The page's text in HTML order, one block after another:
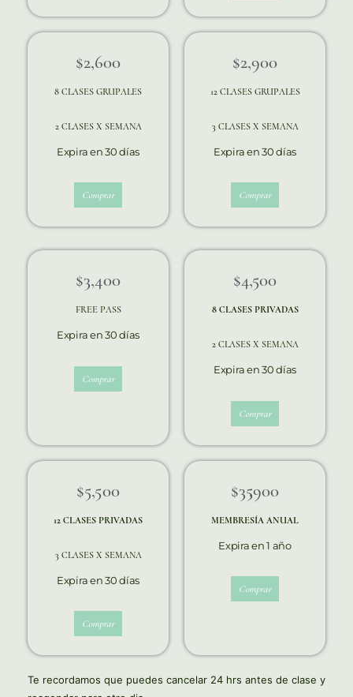
$2,600
8 CLASES GRUPALES
2 CLASES X SEMANA
Expira en 30 días
Comprar
$2,900
12 CLASES GRUPALES
3 CLASES X SEMANA
Expira en 30 días
Comprar
$3,400
FREE PASS
Expira en 30 días
Comprar
$4,500
8 CLASES PRIVADAS
2 CLASES X SEMANA
Expira en 30 días
Comprar
$5,500
12 CLASES PRIVADAS
3 CLASES X SEMANA
Expira en 30 días
Comprar
$35 ,900
MEMBRESÍA ANUAL
Expira en 1 año
Comprar
Te recordamos que puedes cancelar 24 hrs antes de clase y